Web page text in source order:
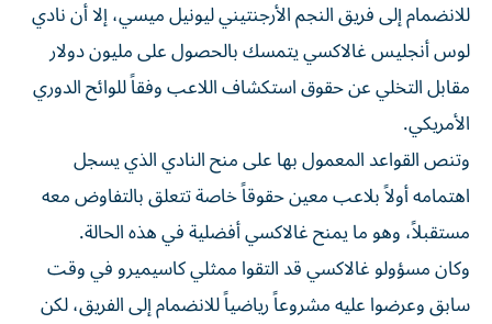
للانضمام إلى فريق النجم الأرجنتيني ليونيل ميسي، إلا أن نادي
لوس أنجليس غالاكسي يتمسك بالحصول على مليون دولار
مقابل التخلي عن حقوق استكشاف اللاعب وفقاً للوائح الدوري
الأمريكي.
وتنص القواعد المعمول بها على منح النادي الذي يسجل
اهتمامه أولاً بلاعب معين حقوقاً خاصة تتعلق بالتفاوض معه
مستقبلاً، وهو ما يمنح غالاكسي أفضلية في هذه الحالة.
وكان مسؤولو غالاكسي قد التقوا ممثلي كاسيميرو في وقت
سابق وعرضوا عليه مشروعاً رياضياً للانضمام إلى الفريق، لكن